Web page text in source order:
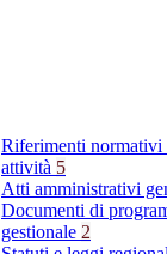
Riferimenti normativi
attività 5
Atti amministrativi
Documenti di
gestionale 2